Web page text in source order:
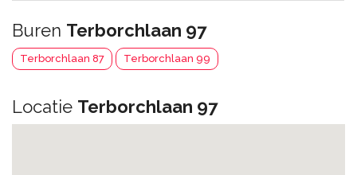
Buren Terborchlaan 97
Terborchlaan 87 Terborchlaan 99
Locatie Terborchlaan 97